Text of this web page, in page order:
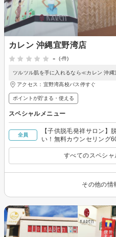
カレン 沖縄宜野湾店
-
(-件)
ツルツル肌を手に入れるなら≪カレン 沖縄
アクセス：宜野湾高校バス停すぐ
ポイントが貯まる・使える
スペシャルメニュー
全員
【子供脱毛発祥サロン】
い！無料カウンセリング
すべてのスペシ
その他の情